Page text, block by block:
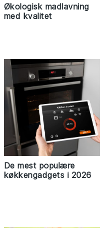
Økologisk madlavning
med kvalitet
De mest populære
køkkengadgets i 2026